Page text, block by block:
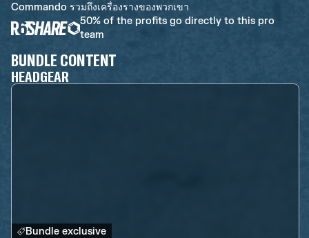
Commando รวมถึงเครื่องรางของพวกเขา
50% of the profits go directly to this pro
team
BUNDLE CONTENT
HEADGEAR
Bundle exclusive